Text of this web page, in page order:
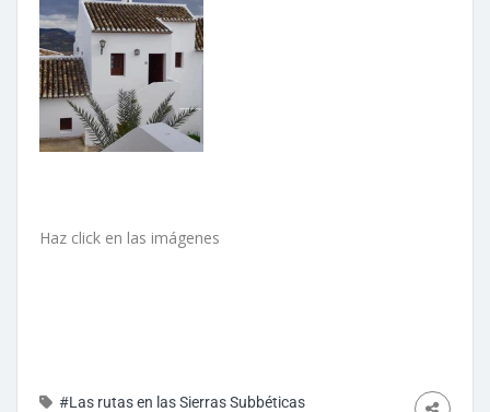
Haz click en las imágenes
#Las rutas en las Sierras Subbéticas